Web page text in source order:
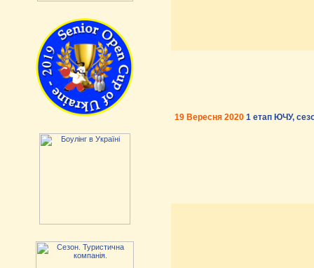
19 Вересня 2020 1 етап ЮЧУ,